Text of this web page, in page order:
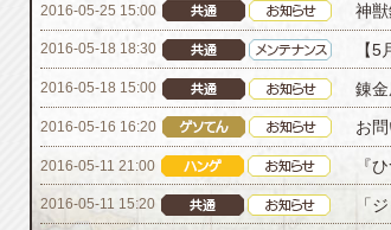
2016-05-25 15:00 神
2016-05-18 18:30 【
2016-05-18 15:00 錬
2016-05-16 16:20 お
2016-05-11 21:00
2016-05-11 15:20 「